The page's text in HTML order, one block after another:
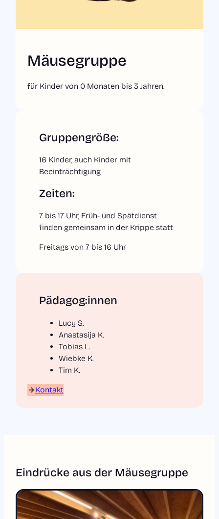
ImpressumDatenschutzerklärung
Verein Kinderkreisel e. V.
Mäusegruppe
für Kinder von 0 Monaten bis 3 Jahren.
Gruppengröße:
16 Kinder, auch Kinder mit
Beeinträchtigung
Zeiten:
7 bis 17 Uhr, Früh- und Spätdienst
finden gemeinsam in der Krippe statt
Freitags von 7 bis 16 Uhr
Pädagog:innen
Lucy S.
Anastasija K.
Tobias L.
Wiebke K.
Tim K.
Kontakt
Eindrücke aus der Mäusegruppe